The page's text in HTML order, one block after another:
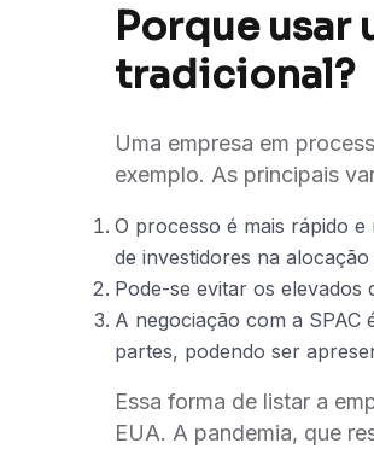
Porque usar
tradicional?
Uma empresa em
exemplo. As principais
O processo é mais rápido
de investidores na
Pode-se evitar os elevados
A negociação com a SPAC
partes, podendo ser
Essa forma de listar a
EUA. A pandemia, que